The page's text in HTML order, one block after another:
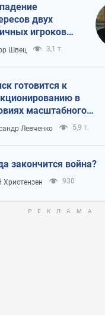
двух
игроков
тайный план
и Путина?
Швец 3,1 т.
готовится к
в
масштабного
кризиса
Левченко 5,9 т.
закончится война?
Христензен 930